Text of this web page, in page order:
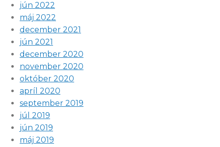
jún 2022
máj 2022
december 2021
jún 2021
december 2020
november 2020
október 2020
apríl 2020
september 2019
júl 2019
jún 2019
máj 2019